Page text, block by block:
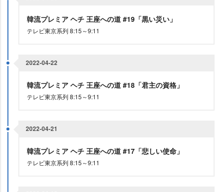
韓流プレミア ヘチ 王座への道 #19「黒い災い」
テレビ東京系列 8:15～9:11
2022-04-22
韓流プレミア ヘチ 王座への道 #18「君主の資格」
テレビ東京系列 8:15～9:11
2022-04-21
韓流プレミア ヘチ 王座への道 #17「悲しい使命」
テレビ東京系列 8:15～9:11